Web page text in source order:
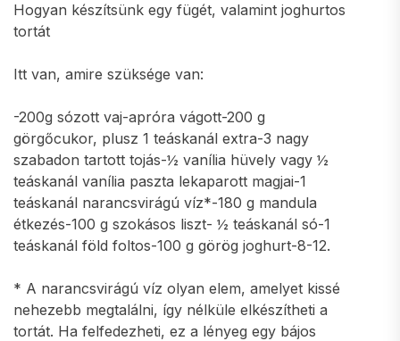
Hogyan készítsünk egy fügét, valamint joghurtos
tortát
Itt van, amire szüksége van:
-200g sózott vaj-apróra vágott-200 g
görgőcukor, plusz 1 teáskanál extra-3 nagy
szabadon tartott tojás-½ vanília hüvely vagy ½
teáskanál vanília paszta lekaparott magjai-1
teáskanál narancsvirágú víz*-180 g mandula
étkezés-100 g szokásos liszt- ½ teáskanál só-1
teáskanál föld foltos-100 g görög joghurt-8-12.
* A narancsvirágú víz olyan elem, amelyet kissé
nehezebb megtalálni, így nélküle elkészítheti a
tortát. Ha felfedezheti, ez a lényeg egy bájos